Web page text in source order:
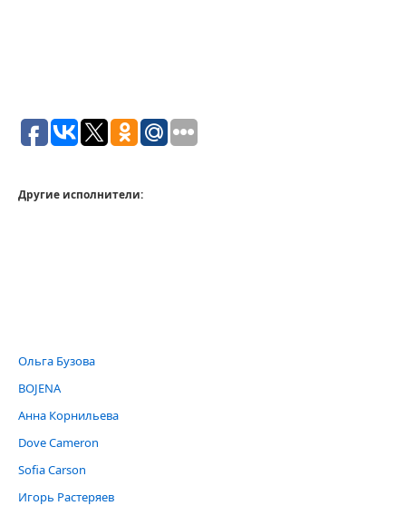
Другие исполнители:
Ольга Бузова
BOJENA
Анна Корнильева
Dove Cameron
Sofia Carson
Игорь Растеряев